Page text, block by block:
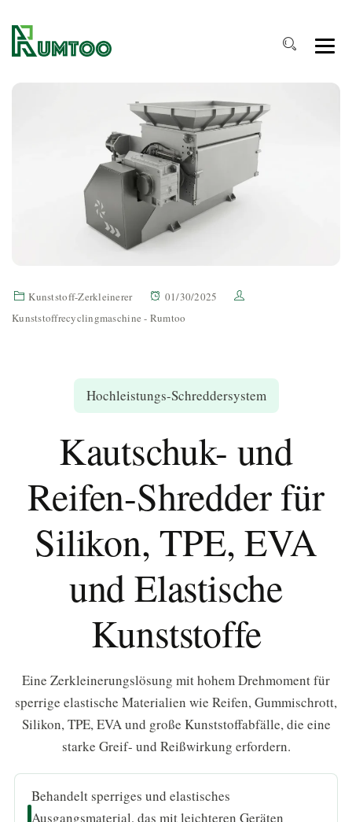
Kunststoff-Zerkleinerer
01/30/2025
Kunststoffrecyclingmaschine - Rumtoo
Hochleistungs-Schreddersystem
Kautschuk- und
Reifen-Shredder für
Silikon, TPE, EVA
und Elastische
Kunststoffe
Eine Zerkleinerungslösung mit hohem Drehmoment für
sperrige elastische Materialien wie Reifen, Gummischrott,
Silikon, TPE, EVA und große Kunststoffabfälle, die eine
starke Greif- und Reißwirkung erfordern.
Behandelt sperriges und elastisches
Ausgangsmaterial, das mit leichteren Geräten